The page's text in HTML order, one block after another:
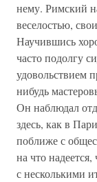
нему. Римский
веселостью,
Научившись
часто подолгу
удовольствием
нибудь
Он наблюдал
здесь, как в
поближе с
на что
с несколькими